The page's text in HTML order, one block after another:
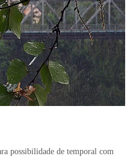
possibilidade de temporal com